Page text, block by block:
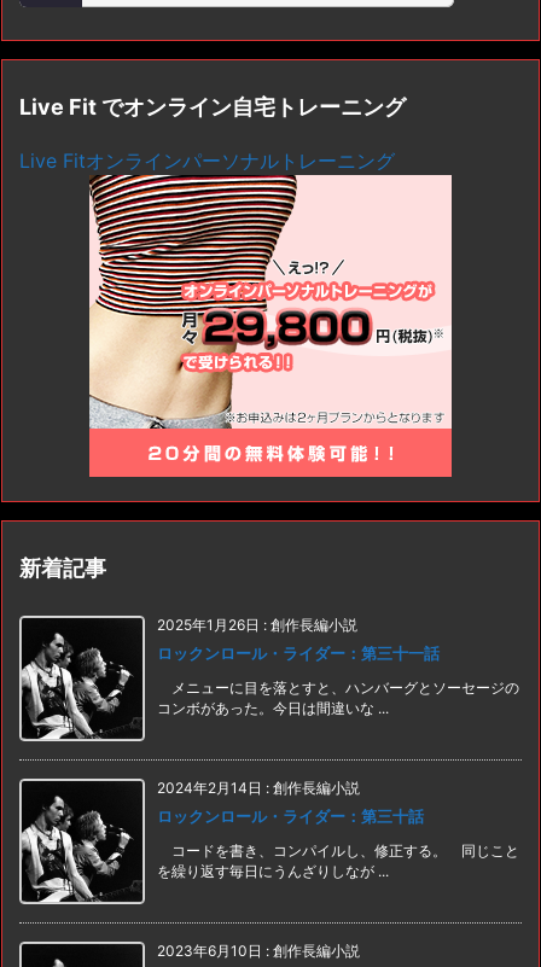
Live Fit でオンライン自宅トレーニング
Live Fitオンラインパーソナルトレーニング
新着記事
2025年1月26日 : 創作長編小説
ロックンロール・ライダー：第三十一話
メニューに目を落とすと、ハンバーグとソーセージの
コンボがあった。今日は間違いな ...
2024年2月14日 : 創作長編小説
ロックンロール・ライダー：第三十話
コードを書き、コンパイルし、修正する。 同じこと
を繰り返す毎日にうんざりしなが ...
2023年6月10日 : 創作長編小説